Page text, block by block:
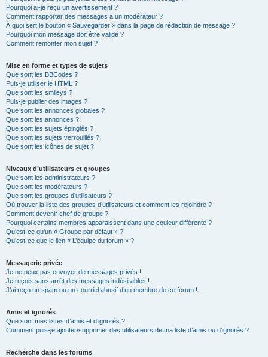
Pourquoi ai-je reçu un avertissement ?
Comment rapporter des messages à un modérateur ?
À quoi sert le bouton « Sauvegarder » dans la page de rédaction de message ?
Pourquoi mon message doit être validé ?
Comment remonter mon sujet ?
Mise en forme et types de sujets
Que sont les BBCodes ?
Puis-je utiliser le HTML ?
Que sont les smileys ?
Puis-je publier des images ?
Que sont les annonces globales ?
Que sont les annonces ?
Que sont les sujets épinglés ?
Que sont les sujets verrouillés ?
Que sont les icônes de sujet ?
Niveaux d’utilisateurs et groupes
Que sont les administrateurs ?
Que sont les modérateurs ?
Que sont les groupes d’utilisateurs ?
Où trouver la liste des groupes d’utilisateurs et comment les rejoindre ?
Comment devenir chef de groupe ?
Pourquoi certains membres apparaissent dans une couleur différente ?
Qu’est-ce qu’un « Groupe par défaut » ?
Qu’est-ce que le lien « L’équipe du forum » ?
Messagerie privée
Je ne peux pas envoyer de messages privés !
Je reçois sans arrêt des messages indésirables !
J’ai reçu un spam ou un courriel abusif d’un membre de ce forum !
Amis et ignorés
Que sont mes listes d’amis et d’ignorés ?
Comment puis-je ajouter/supprimer des utilisateurs de ma liste d’amis ou d’ignorés ?
Recherche dans les forums